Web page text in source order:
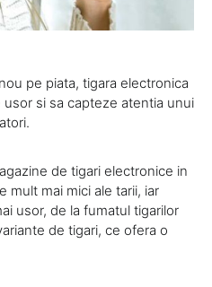
pe piata, tigara electronica
si sa capteze atentia unui
de tigari electronice in
mult mai mici ale tarii, iar
usor, de la fumatul tigarilor
de tigari, ce ofera o